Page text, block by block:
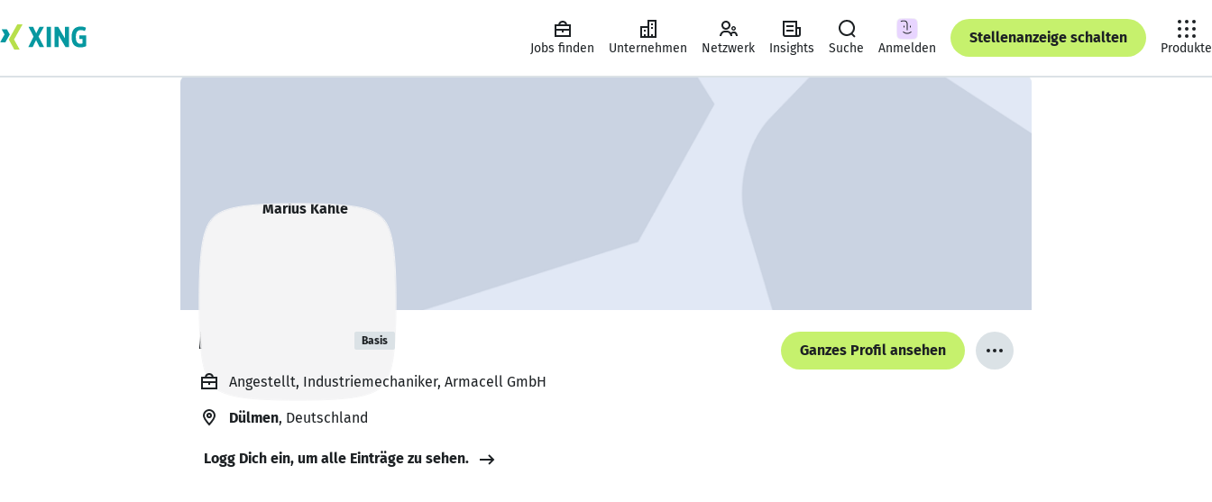
Jobs finden Unternehmen Netzwerk Insights Suche Anmelden
Stellenanzeige schalten
Produkte
Marius Kahle Basis
Ganzes Profil ansehen
Angestellt, Industriemechaniker, Armacell GmbH
Dülmen, Deutschland
Logg Dich ein, um alle Einträge zu sehen.